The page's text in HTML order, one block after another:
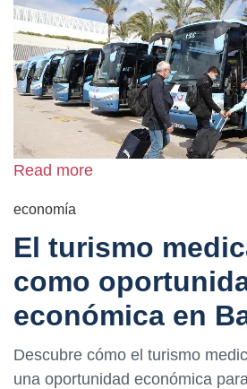
Read more
economía
El turismo
como
económica en
Descubre cómo el turismo
una oportunidad económica